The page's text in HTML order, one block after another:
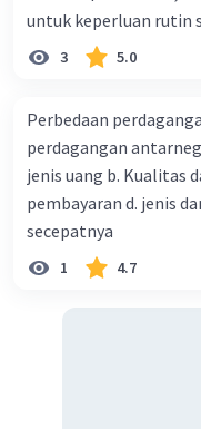
untuk keperluan rutin
informasi ini,
adalan sebesar .. a. $
3 5.0
Perbedaan
perdagangan
jenis uang b. Kualitas
pembayaran d. jenis dan
secepatnya
1 4.7